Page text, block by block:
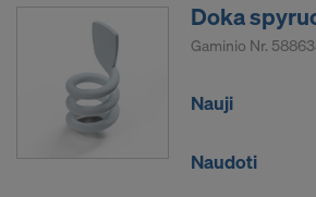
Doka
Gaminio Nr.
Nauji
Naudoti